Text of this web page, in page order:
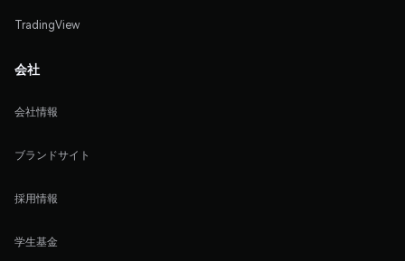
TradingView
会社
会社情報
ブランドサイト
採用情報
学生基金